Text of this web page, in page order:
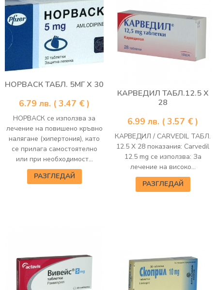
НОРВАСК ТАБЛ. 5МГ Х 30
6.79 лв. ( 3.47 € )
НОРВАСК се използва за
лечение на повишено кръвно
налягане (хипертония), като
се прилага самостоятелно
или при необходимост...
РАЗГЛЕДАЙ
КАРВЕДИЛ ТАБЛ.12.5 Х
28
6.99 лв. ( 3.57 € )
КАРВЕДИЛ / CARVEDIL ТАБЛ.
12.5 Х 28 показания: Carvedil
12.5 mg се използва: За
лечение на високо...
РАЗГЛЕДАЙ